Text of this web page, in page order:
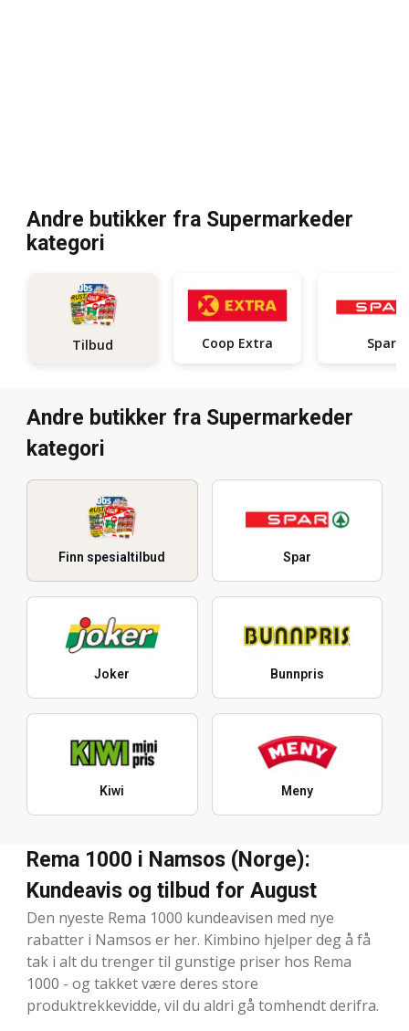
Andre butikker fra Supermarkeder
kategori
Tilbud Coop Extra Spar
Andre butikker fra Supermarkeder
kategori
Finn spesialtilbud Spar
Joker Bunnpris
Kiwi Meny
Rema 1000 i Namsos (Norge):
Kundeavis og tilbud for August
Den nyeste Rema 1000 kundeavisen med nye
rabatter i Namsos er her. Kimbino hjelper deg å få
tak i alt du trenger til gunstige priser hos Rema
1000 - og takket være deres store
produktrekkevidde, vil du aldri gå tomhendt derifra.